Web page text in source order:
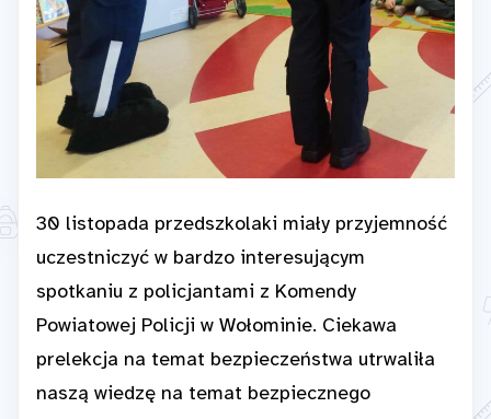
30 listopada przedszkolaki miały przyjemność
uczestniczyć w bardzo interesującym
spotkaniu z policjantami z Komendy
Powiatowej Policji w Wołominie. Ciekawa
prelekcja na temat bezpieczeństwa utrwaliła
naszą wiedzę na temat bezpiecznego